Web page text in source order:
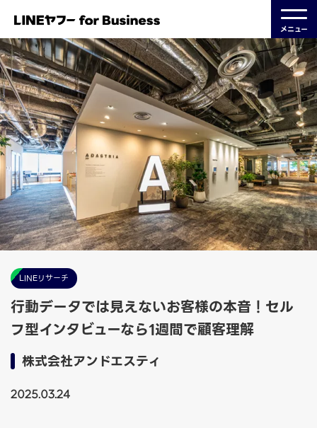
メニュー
LINEリサーチ
行動データでは見えないお客様の本音！セル
フ型インタビューなら1週間で顧客理解
株式会社アンドエスティ
2025.03.24